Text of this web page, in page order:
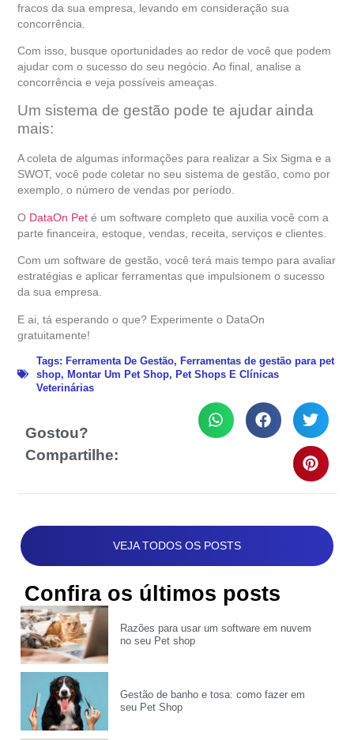
fracos da sua empresa, levando em consideração sua
concorrência.
Com isso, busque oportunidades ao redor de você que podem
ajudar com o sucesso do seu negócio. Ao final, analise a
concorrência e veja possíveis ameaças.
Um sistema de gestão pode te ajudar ainda
mais:
A coleta de algumas informações para realizar a Six Sigma e a
SWOT, você pode coletar no seu sistema de gestão, como por
exemplo, o número de vendas por período.
O DataOn Pet é um software completo que auxilia você com a
parte financeira, estoque, vendas, receita, serviços e clientes.
Com um software de gestão, você terá mais tempo para avaliar
estratégias e aplicar ferramentas que impulsionem o sucesso
da sua empresa.
E ai, tá esperando o que? Experimente o DataOn
gratuitamente!
Tags: Ferramenta De Gestão, Ferramentas de gestão para pet
shop, Montar Um Pet Shop, Pet Shops E Clínicas
Veterinárias
Gostou?
Compartilhe:
VEJA TODOS OS POSTS
Confira os últimos posts
Razões para usar um software em nuvem
no seu Pet shop
Gestão de banho e tosa: como fazer em
seu Pet Shop